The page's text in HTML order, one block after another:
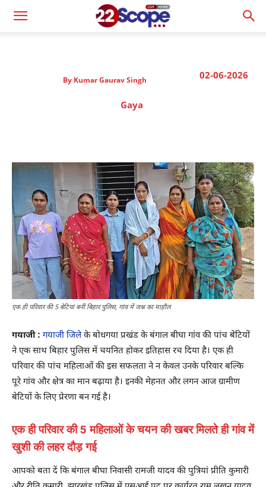
02-06-2026
By Kumar Gaurav Singh
Gaya
एक ही परिवार की 5 बेटियां बनीं बिहार पुलिस, गांव में जश्न का माहौल
गयाजी : गयाजी जिलेके बोधगया प्रखंड के बंगाल बीघा गांव की पांच बेटियों
ने एक साथ बिहार पुलिस में चयनित होकर इतिहास रच दिया है। एक ही
परिवार की पांच महिलाओं की इस सफलता ने न केवल उनके परिवार बल्कि
पूरे गांव और क्षेत्र का मान बढ़ाया है। इनकी मेहनत और लगन आज ग्रामीण
बेटियों के लिए प्रेरणा बन गई है।
एक ही परिवार की 5 महिलाओं के चयन की खबर मिलते ही गांव में
खुशी की लहर दौड़ गई
आपको बता दें कि बंगाल बीघा निवासी रामजी यादव की पुत्रियां प्रीति कुमारी